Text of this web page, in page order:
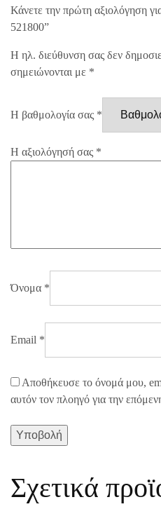
Κάνετε την πρώτη αξιολόγηση
521800”
Η ηλ. διεύθυνση σας δεν
σημειώνονται με *
Η βαθμολογία σας *
Η αξιολόγησή σας *
Όνομα *
Email *
Αποθήκευσε το όνομά μου,
αυτόν τον πλοηγό για την
Σχετικά